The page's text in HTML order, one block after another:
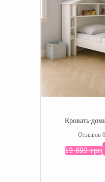
Кровать-
Отзывов 0
12 692 грн